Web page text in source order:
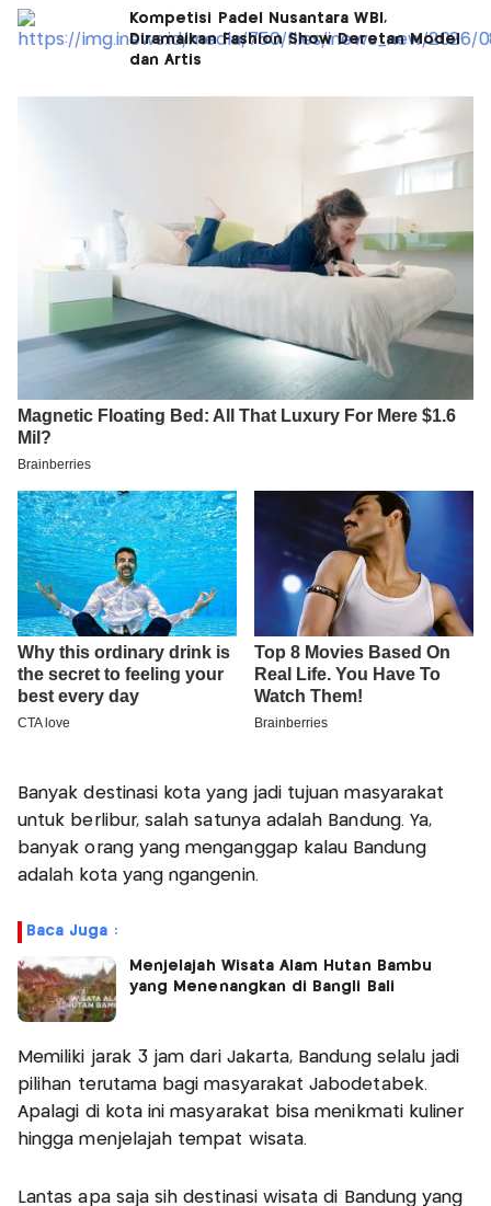
Kompetisi Padel Nusantara WBI,
Diramaikan Fashion Show Deretan Model
dan Artis
Banyak destinasi kota yang jadi tujuan masyarakat
untuk berlibur, salah satunya adalah Bandung. Ya,
banyak orang yang menganggap kalau Bandung
adalah kota yang ngangenin.
Baca Juga :
Menjelajah Wisata Alam Hutan Bambu
yang Menenangkan di Bangli Bali
Memiliki jarak 3 jam dari Jakarta, Bandung selalu jadi
pilihan terutama bagi masyarakat Jabodetabek.
Apalagi di kota ini masyarakat bisa menikmati kuliner
hingga menjelajah tempat wisata.
Lantas apa saja sih destinasi wisata di Bandung yang